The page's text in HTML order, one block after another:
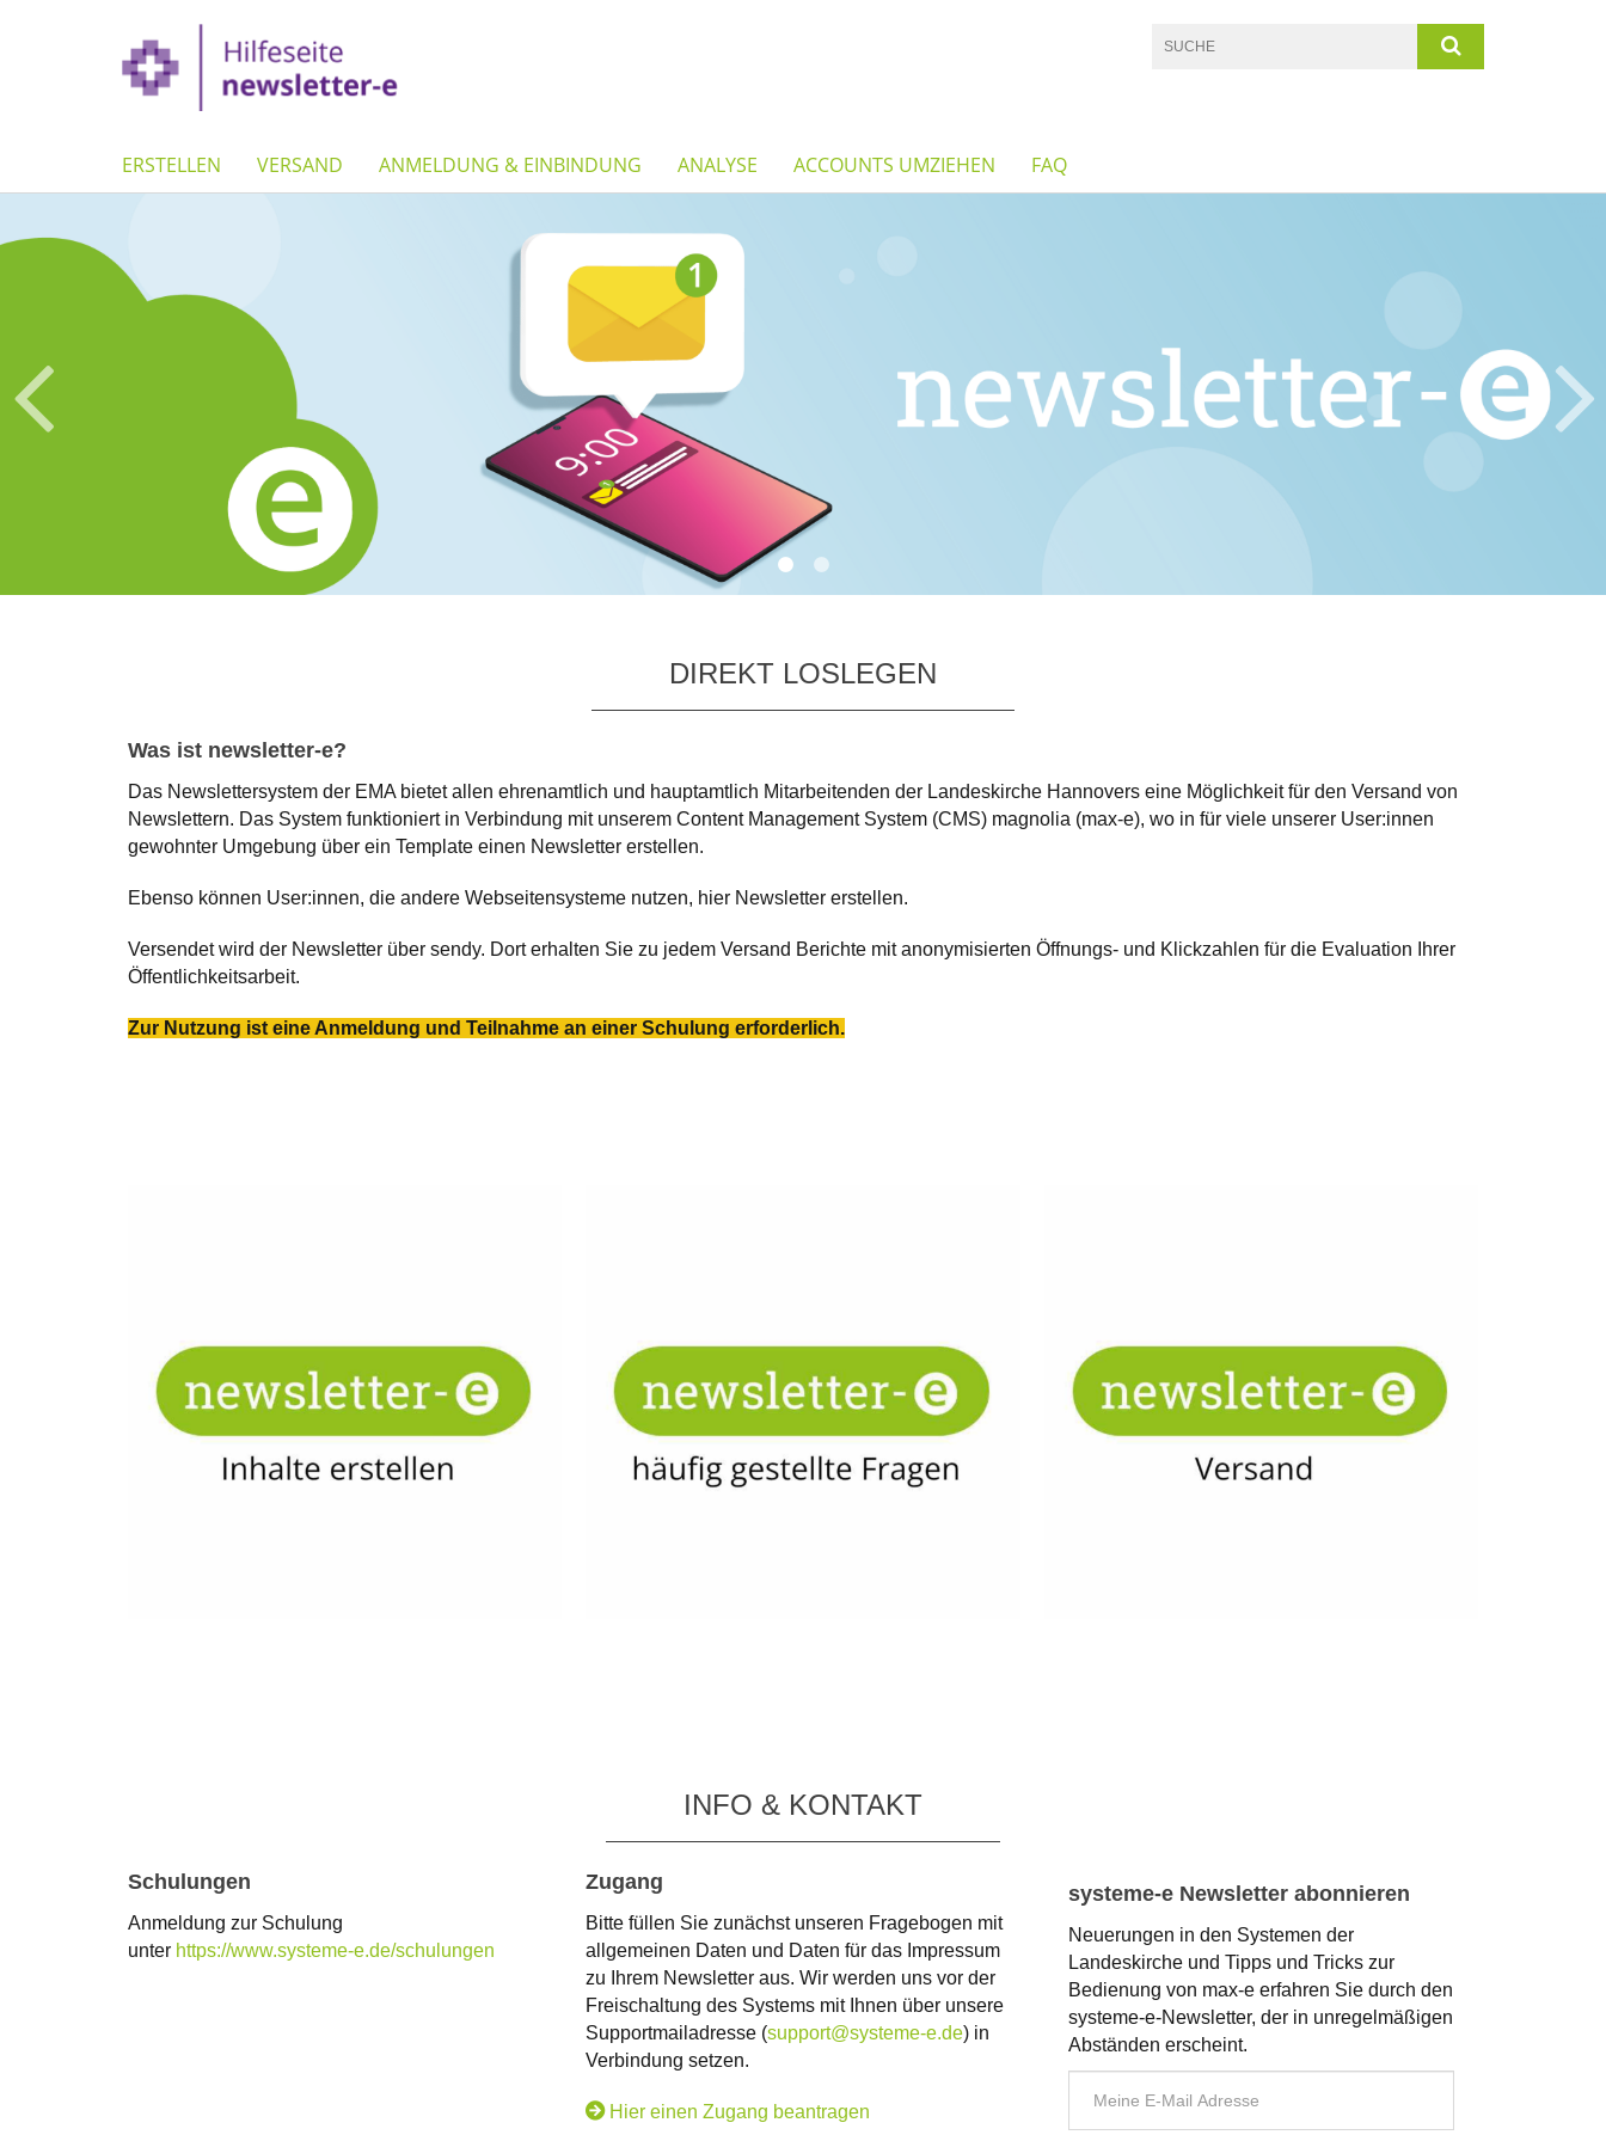
ERSTELLEN VERSAND ANMELDUNG & EINBINDUNG ANALYSE ACCOUNTS UMZIEHEN FAQ
Integration der Newsletter ins bekannte max-e System! Einfach
und schnell Newsletter bauen - ohne viel neues Know-How.
Nur der Versand wird in schlankem Design über den Anbieter
"Sendy" geregelt.
DIREKT LOSLEGEN
Was ist newsletter-e?
Das Newslettersystem der EMA bietet allen ehrenamtlich und hauptamtlich Mitarbeitenden der Landeskirche Hannovers eine Möglichkeit für den Versand von
Newslettern. Das System funktioniert in Verbindung mit unserem Content Management System (CMS) magnolia (max-e), wo in für viele unserer User:innen
gewohnter Umgebung über ein Template einen Newsletter erstellen.
Ebenso können User:innen, die andere Webseitensysteme nutzen, hier Newsletter erstellen.
Versendet wird der Newsletter über sendy. Dort erhalten Sie zu jedem Versand Berichte mit anonymisierten Öffnungs- und Klickzahlen für die Evaluation Ihrer
Öffentlichkeitsarbeit.
Zur Nutzung ist eine Anmeldung und Teilnahme an einer Schulung erforderlich.
INFO & KONTAKT
Schulungen
Anmeldung zur Schulung
unter https://www.systeme-e.de/schulungen
Zugang
Bitte füllen Sie zunächst unseren Fragebogen mit
allgemeinen Daten und Daten für das Impressum
zu Ihrem Newsletter aus. Wir werden uns vor der
Freischaltung des Systems mit Ihnen über unsere
Supportmailadresse (support@systeme-e.de) in
Verbindung setzen.
Hier einen Zugang beantragen
systeme-e Newsletter abonnieren
Neuerungen in den Systemen der
Landeskirche und Tipps und Tricks zur
Bedienung von max-e erfahren Sie durch den
systeme-e-Newsletter, der in unregelmäßigen
Abständen erscheint.
Mail
Adresse